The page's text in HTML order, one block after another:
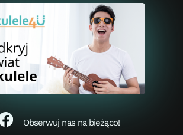
Obserwuj nas na bieżąco!